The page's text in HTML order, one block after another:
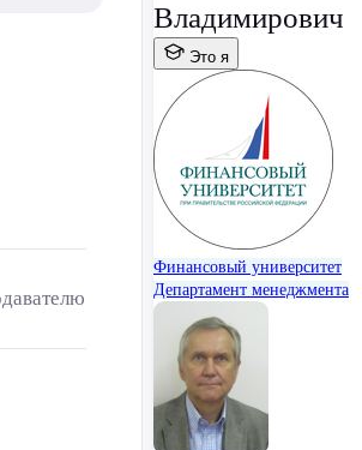
Владимирович
Это я
Финансовый университет
Департамент менеджмента